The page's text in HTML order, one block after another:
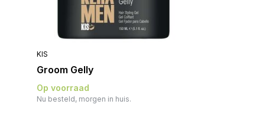
KIS
Groom Gelly
Op voorraad
Nu besteld, morgen in huis.